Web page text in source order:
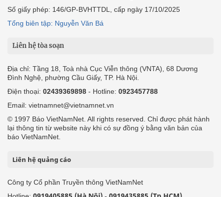
Số giấy phép: 146/GP-BVHTTDL, cấp ngày 17/10/2025
Tổng biên tập: Nguyễn Văn Bá
Liên hệ tòa soạn
Địa chỉ: Tầng 18, Toà nhà Cục Viễn thông (VNTA), 68 Dương
Đình Nghệ, phường Cầu Giấy, TP. Hà Nội.
Điện thoại: 02439369898 - Hotline: 0923457788
Email: vietnamnet@vietnamnet.vn
© 1997 Báo VietNamNet. All rights reserved. Chỉ được phát hành
lại thông tin từ website này khi có sự đồng ý bằng văn bản của
báo VietNamNet.
Liên hệ quảng cáo
Công ty Cổ phần Truyền thông VietNamNet